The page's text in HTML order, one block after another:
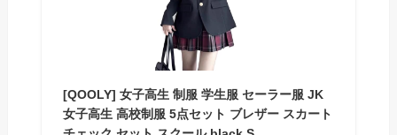
[QOOLYㅤ] 女子高生 制服 学生服 セーラー服 JK
女子高生 高校制服 5点セット ブレザー スカート